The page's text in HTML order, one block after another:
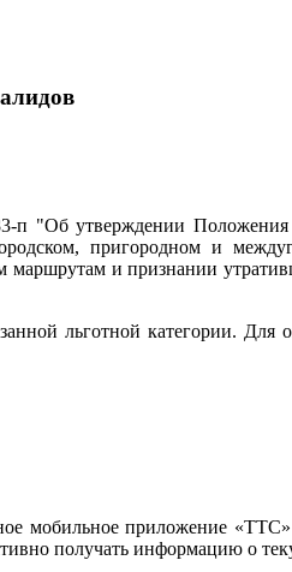
п "Об утверждении
пригородном и
и признании
льготной категории.
мобильное приложение
получать информацию о